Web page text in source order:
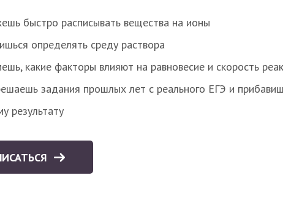
быстро расписывать вещества на ионы
определять среду раствора
какие факторы влияют на равновесие и скорость
задания прошлых лет с реального ЕГЭ и
результату